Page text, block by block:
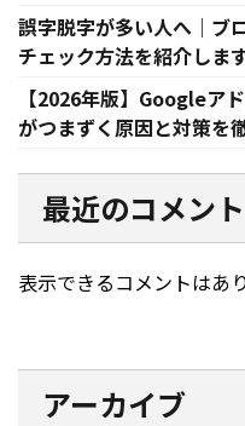
誤字脱字が多い人へ｜ブ
チェック方法を紹介しま
【2026年版】Googleア
がつまずく原因と対策を
最近のコメント
表示できるコメントはあ
アーカイブ